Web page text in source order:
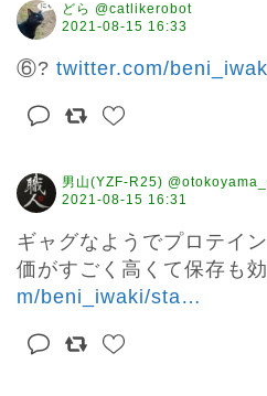
どら @catlikerobot
2021-08-15 16:33
⑥? twitter.com/
男山(YZF-R25)
2021-08-15 16:31
ギャグなようでプロテイ
価がすごく高くて保存も
m/beni_iwaki/sta…